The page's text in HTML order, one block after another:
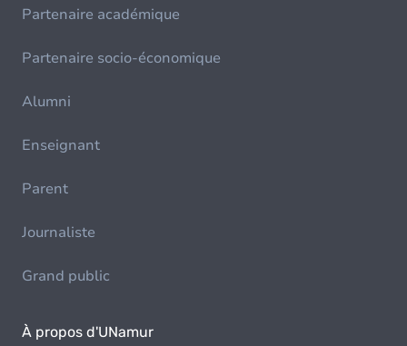
Partenaire académique
Partenaire socio-économique
Alumni
Enseignant
Parent
Journaliste
Grand public
À propos d'UNamur